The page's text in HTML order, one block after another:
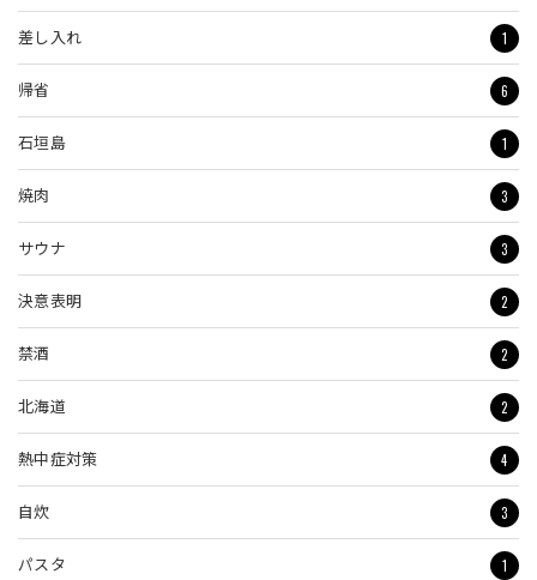
差し入れ 1
帰省 6
石垣島 1
焼肉 3
サウナ 3
決意表明 2
禁酒 2
北海道 2
熱中症対策 4
自炊 3
パスタ 1